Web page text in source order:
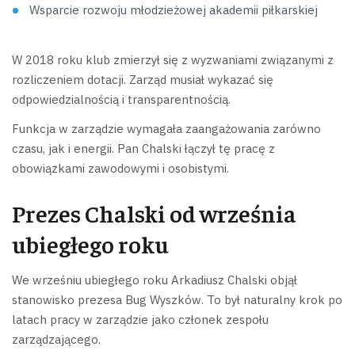
Wsparcie rozwoju młodzieżowej akademii piłkarskiej
W 2018 roku klub zmierzył się z wyzwaniami związanymi z
rozliczeniem dotacji. Zarząd musiał wykazać się
odpowiedzialnością i transparentnością.
Funkcja w zarządzie wymagała zaangażowania zarówno
czasu, jak i energii. Pan Chalski łączył tę pracę z
obowiązkami zawodowymi i osobistymi.
Prezes Chalski od września
ubiegłego roku
We wrześniu ubiegłego roku Arkadiusz Chalski objął
stanowisko prezesa Bug Wyszków. To był naturalny krok po
latach pracy w zarządzie jako członek zespołu
zarządzającego.